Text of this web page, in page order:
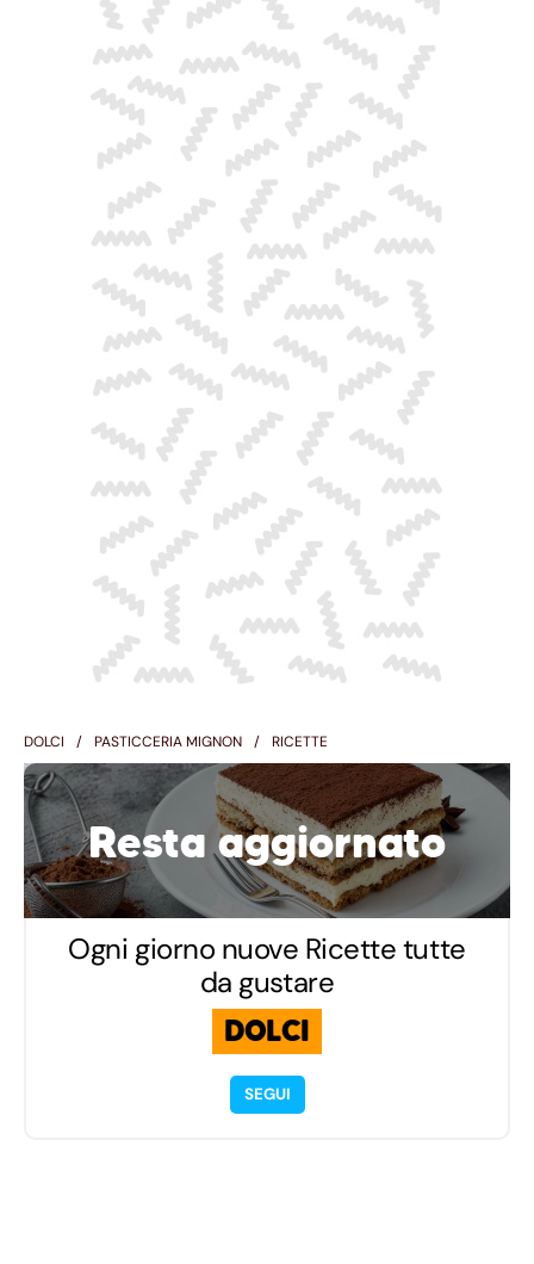
DOLCI PASTICCERIA MIGNON RICETTE
Resta aggiornato
Ogni giorno nuove Ricette tutte
da gustare
DOLCI
SEGUI